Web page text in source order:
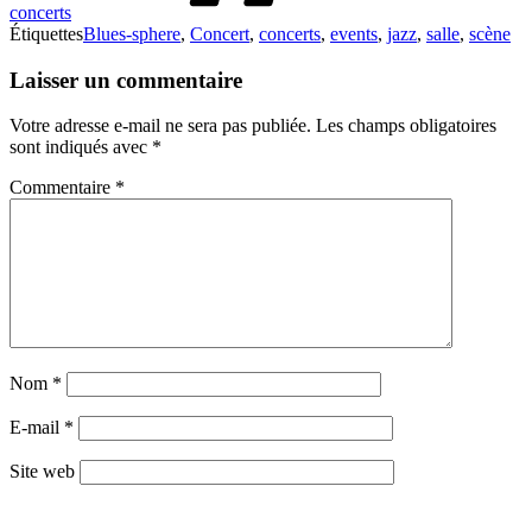
concerts
ÉtiquettesBlues-sphere, Concert, concerts, events, jazz, salle, scène
Laisser un commentaire
Votre adresse e-mail ne sera pas publiée. Les champs obligatoires
sont indiqués avec *
Commentaire *
Nom *
E-mail *
Site web